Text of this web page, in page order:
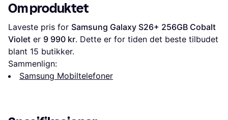
Om produktet
Laveste pris for Samsung Galaxy S26+ 256GB Cobalt
Violet er 9 990 kr. Dette er for tiden det beste tilbudet
blant 15 butikker.
Sammenlign:
Samsung Mobiltelefoner